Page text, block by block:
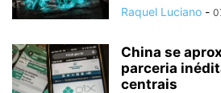
Raquel Luciano -
China se
parceria
centrais